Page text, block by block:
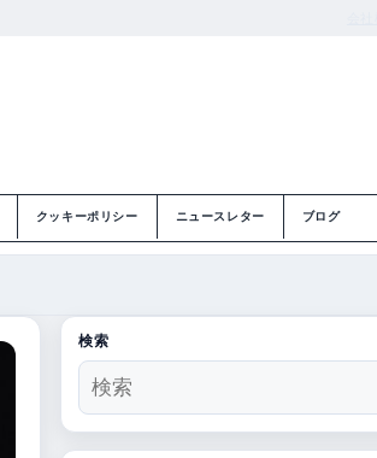
クッキーポリシー ニュースレター ブログ
検索